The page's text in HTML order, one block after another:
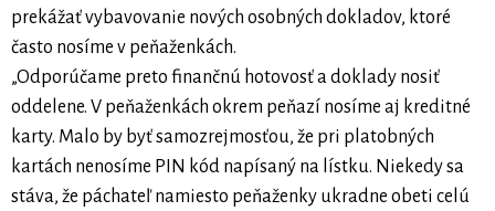
prekážať vybavovanie nových osobných dokladov, ktoré
často nosíme v peňaženkách.
„Odporúčame preto finančnú hotovosť a doklady nosiť
oddelene. V peňaženkách okrem peňazí nosíme aj kreditné
karty. Malo by byť samozrejmosťou, že pri platobných
kartách nenosíme PIN kód napísaný na lístku. Niekedy sa
stáva, že páchateľ namiesto peňaženky ukradne obeti celú